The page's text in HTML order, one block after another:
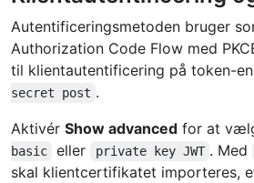
Autentificeringsmetoden bruger
Authorization Code Flow med
til klientautentificering på token-
secret post .
Aktivér Show advanced for at
basic
eller private key JWT . Med
skal klientcertifikatet importeres,